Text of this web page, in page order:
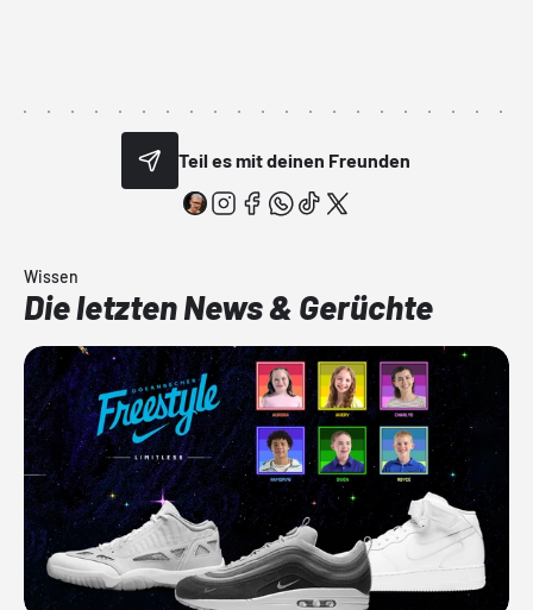
Teil es mit deinen Freunden
Wissen
Die letzten News & Gerüchte